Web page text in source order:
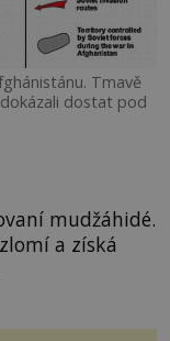
Tmavě
dostat pod
mudžáhidé.
a získá